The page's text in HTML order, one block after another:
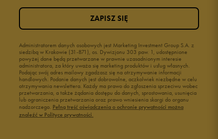
Administratorem danych osobowych jest Marketing Investment Group S.A. z
siedzibą w Krakowie (31-871), os. Dywizjonu 303 paw. 1, udostępnione
powyżej dane będą przetwarzane w prawnie uzasadnionym interesie
administratora, za który uważa się marketing produktów i usług własnych.
Podając swój adres mailowy zgadzasz się na otrzymywanie informacji
handlowych. Podanie danych jest dobrowolne, aczkolwiek niezbędne w celu
otrzymywania newslettera. Każdy ma prawo do zgłoszenia sprzeciwu wobec
przetwarzania, a także żądania dostępu do danych, sprostowania, usunięcia
lub ograniczenia przetwarzania oraz prawo wniesienia skargi do organu
nadzorczego. Pełną treść oświadczenia o ochronie prywatności można
znaleźć w Polityce prywatności.
ZAPISZ SIĘ